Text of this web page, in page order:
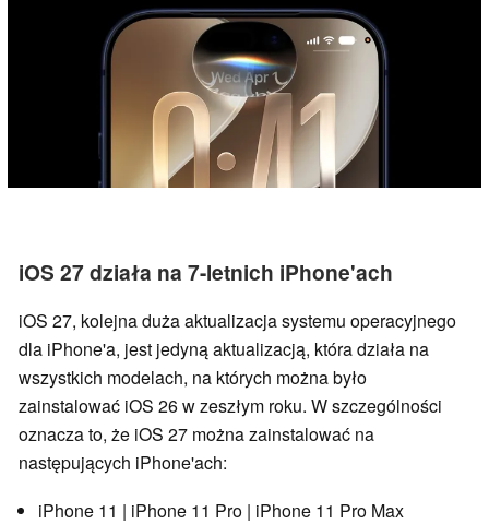
iOS 27 działa na 7-letnich iPhone'ach
iOS 27, kolejna duża aktualizacja systemu operacyjnego
dla iPhone'a, jest jedyną aktualizacją, która działa na
wszystkich modelach, na których można było
zainstalować iOS 26 w zeszłym roku. W szczególności
oznacza to, że iOS 27 można zainstalować na
następujących iPhone'ach:
iPhone 11 | iPhone 11 Pro | iPhone 11 Pro Max